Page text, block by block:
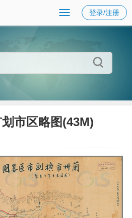
登录/注册
市区略图(43M)